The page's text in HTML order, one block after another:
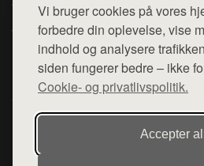
Vi bruger cookies på vores
forbedre din oplevelse, vise
indhold og analysere
siden fungerer bedre – ikke
Cookie- og privatlivspolitik.
Accepter
Top Rabatter
Jotun maling
Kontakt
Denne side er en del af want.dk,
hjemmesider med præsentation af